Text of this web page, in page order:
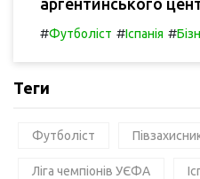
#Футболіст #Іспанія #
Теги
Футболіст
Ліга чемпіонів УЄФА